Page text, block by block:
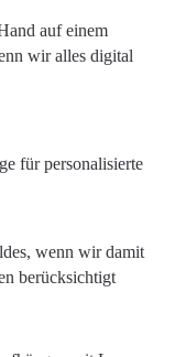
auf einem
wir alles digital
wenn wir damit
berücksichtigt